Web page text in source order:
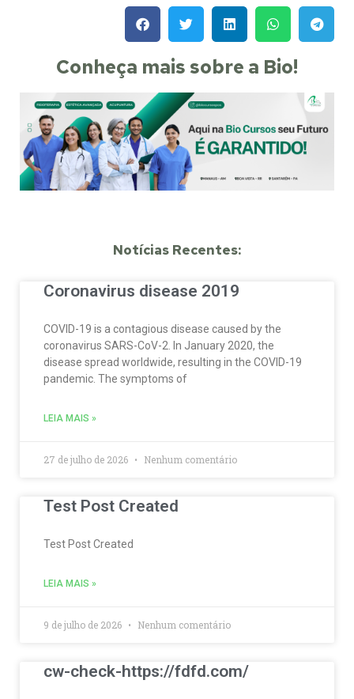
Conheça mais sobre a Bio!
Notícias Recentes:
Coronavirus disease 2019
COVID-19 is a contagious disease caused by the
coronavirus SARS-CoV-2. In January 2020, the
disease spread worldwide, resulting in the COVID-19
pandemic. The symptoms of
LEIA MAIS »
27 de julho de 2026 Nenhum comentário
Test Post Created
Test Post Created
LEIA MAIS »
9 de julho de 2026 Nenhum comentário
cw-check-https://fdfd.com/